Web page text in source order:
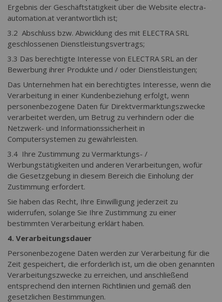
Ergebnis der Geschäftstätigkeit über die Website electra-
automation.at verantwortlich ist;
3.2 Abschluss bzw. Abwicklung des mit ELECTRA SRL
geschlossenen Dienstleistungsvertrags;
3.3 Das berechtigte Interesse von ELECTRA SRL an der
Bewerbung ihrer Produkte und / oder Dienstleistungen;
Das Unternehmen hat ein berechtigtes Interesse, wenn die
Verarbeitung in einer Kundenbeziehung erfolgt, wenn
personenbezogene Daten für Direktvermarktungszwecke
verarbeitet werden, um Betrug zu verhindern oder die
Netzwerk- und Informationssicherheit in
Computersystemen zu gewährleisten.
3.4 Ihre Zustimmung zu Vermarktungs- /
Werbungstätigkeiten und anderen Verarbeitungen, wofür
die Gesetzgebung in diesem Bereich die Einholung der
Zustimmung erfordert.
Sie haben das Recht, Ihre Einwilligung jederzeit zu
widerrufen, solange Sie Ihre Zustimmung zu einer
bestimmten Verarbeitung erklärt haben.
4. Verarbeitungsdauer
Personenbezogene Daten werden zur Verarbeitung für die
Zeit gespeichert, die erforderlich ist, um die oben genannten
Verarbeitungszwecke zu erreichen, und anschließend
entsprechend den internen Richtlinien und gemäß den
gesetzlichen Bestimmungen.